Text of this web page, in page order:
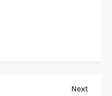
Next
Next